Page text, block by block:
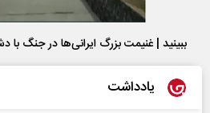
ببینید | غنیمت بزرگ ایرانی‌ها در جنگ با
یادداشت